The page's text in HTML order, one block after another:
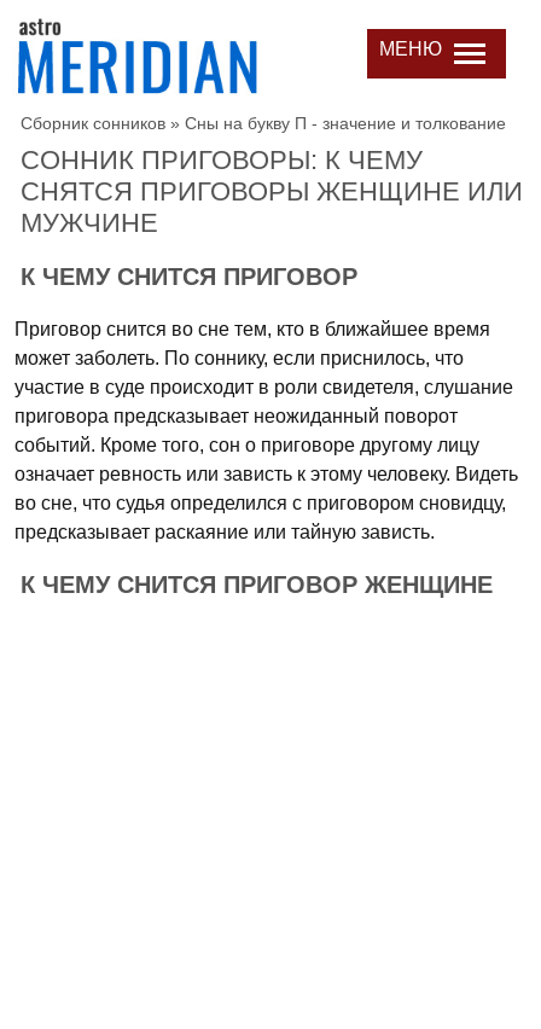
МЕНЮ
Сборник сонников » Сны на букву П - значение и толкование
СОННИК ПРИГОВОРЫ: К ЧЕМУ
СНЯТСЯ ПРИГОВОРЫ ЖЕНЩИНЕ ИЛИ
МУЖЧИНЕ
К ЧЕМУ СНИТСЯ ПРИГОВОР
Приговор снится во сне тем, кто в ближайшее время
может заболеть. По соннику, если приснилось, что
участие в суде происходит в роли свидетеля, слушание
приговора предсказывает неожиданный поворот
событий. Кроме того, сон о приговоре другому лицу
означает ревность или зависть к этому человеку. Видеть
во сне, что судья определился с приговором сновидцу,
предсказывает раскаяние или тайную зависть.
К ЧЕМУ СНИТСЯ ПРИГОВОР ЖЕНЩИНЕ